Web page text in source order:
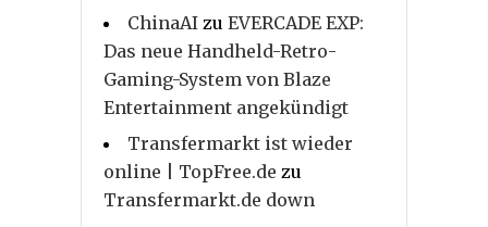
ChinaAI zu EVERCADE EXP:
Das neue Handheld-Retro-
Gaming-System von Blaze
Entertainment angekündigt
Transfermarkt ist wieder
online | TopFree.de zu
Transfermarkt.de down